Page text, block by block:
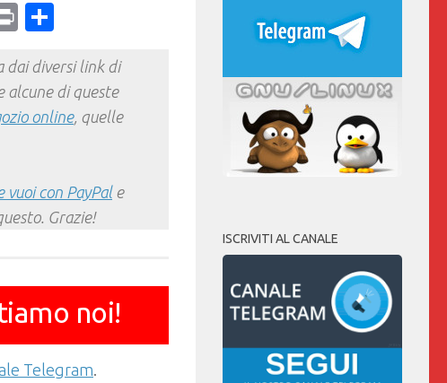
Print
dai diversi link di
alcune di queste
online, quelle
vuoi con PayPale
Grazie!
noi!
Telegram.
ISCRIVITI AL CANALE